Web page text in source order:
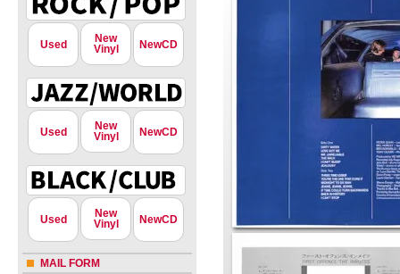
Used
New
Vinyl
NewCD
Used
New
Vinyl
NewCD
Used
New
Vinyl
NewCD
MAIL FORM